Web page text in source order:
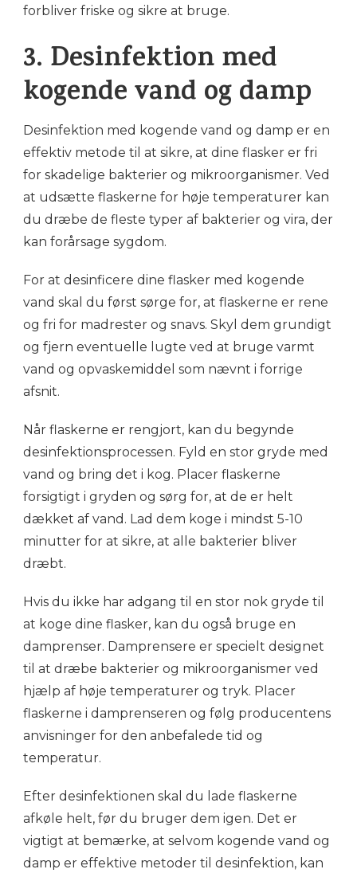
forbliver friske og sikre at bruge.
3. Desinfektion med
kogende vand og damp
Desinfektion med kogende vand og damp er en
effektiv metode til at sikre, at dine flasker er fri
for skadelige bakterier og mikroorganismer. Ved
at udsætte flaskerne for høje temperaturer kan
du dræbe de fleste typer af bakterier og vira, der
kan forårsage sygdom.
For at desinficere dine flasker med kogende
vand skal du først sørge for, at flaskerne er rene
og fri for madrester og snavs. Skyl dem grundigt
og fjern eventuelle lugte ved at bruge varmt
vand og opvaskemiddel som nævnt i forrige
afsnit.
Når flaskerne er rengjort, kan du begynde
desinfektionsprocessen. Fyld en stor gryde med
vand og bring det i kog. Placer flaskerne
forsigtigt i gryden og sørg for, at de er helt
dækket af vand. Lad dem koge i mindst 5-10
minutter for at sikre, at alle bakterier bliver
dræbt.
Hvis du ikke har adgang til en stor nok gryde til
at koge dine flasker, kan du også bruge en
damprenser. Damprensere er specielt designet
til at dræbe bakterier og mikroorganismer ved
hjælp af høje temperaturer og tryk. Placer
flaskerne i damprenseren og følg producentens
anvisninger for den anbefalede tid og
temperatur.
Efter desinfektionen skal du lade flaskerne
afkøle helt, før du bruger dem igen. Det er
vigtigt at bemærke, at selvom kogende vand og
damp er effektive metoder til desinfektion, kan